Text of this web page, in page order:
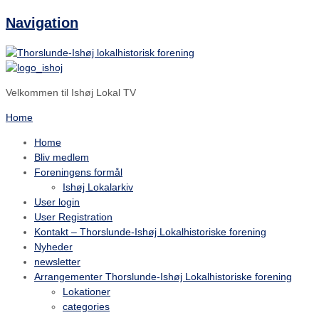
Navigation
Velkommen til Ishøj Lokal TV
Home
Home
Bliv medlem
Foreningens formål
Ishøj Lokalarkiv
User login
User Registration
Kontakt – Thorslunde-Ishøj Lokalhistoriske forening
Nyheder
newsletter
Arrangementer Thorslunde-Ishøj Lokalhistoriske forening
Lokationer
categories